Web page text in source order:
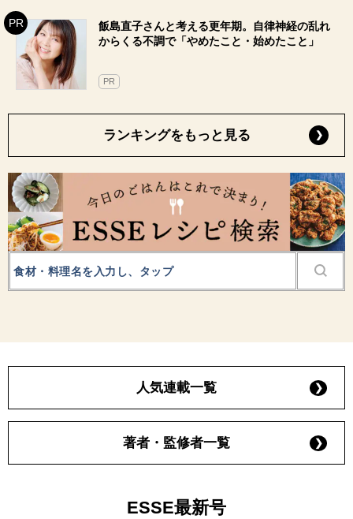
飯島直子さんと考える更年期。自律神経の乱れ
からくる不調で「やめたこと・始めたこと」
PR
ランキングをもっと見る
人気連載一覧
著者・監修者一覧
ESSE最新号